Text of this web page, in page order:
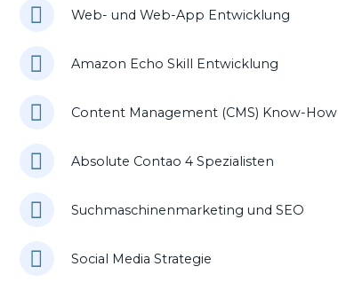
Web- und Web-App Entwicklung
Amazon Echo Skill Entwicklung
Content Management (CMS) Know-How
Absolute Contao 4 Spezialisten
Suchmaschinenmarketing und SEO
Social Media Strategie